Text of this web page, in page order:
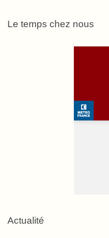
Le temps chez nous
Actualité